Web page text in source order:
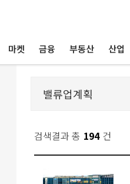
마켓 금융 부동산 산업
검색결과 총 194 건